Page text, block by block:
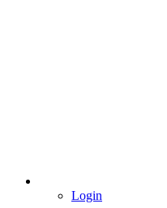
Login